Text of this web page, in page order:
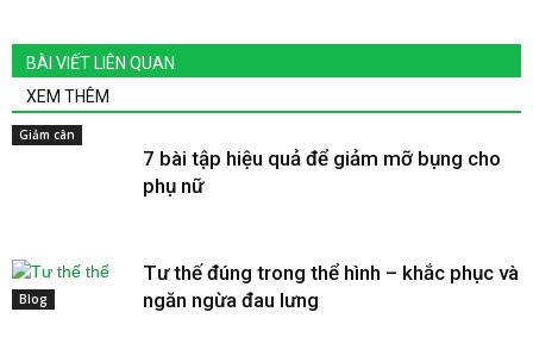
BÀI VIẾT LIÊN QUAN
XEM THÊM
Giảm cân
7 bài tập hiệu quả để giảm mỡ bụng cho
phụ nữ
Blog
Tư thế đúng trong thể hình – khắc phục và
ngăn ngừa đau lưng